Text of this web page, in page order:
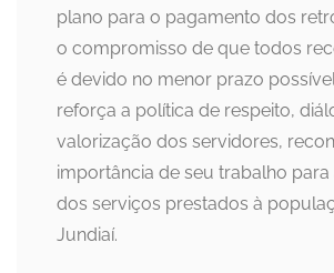
plano para o pagamento dos
o compromisso de que todos
é devido no menor prazo
reforça a política de respeito,
valorização dos servidores,
importância de seu trabalho
dos serviços prestados à
Jundiaí.